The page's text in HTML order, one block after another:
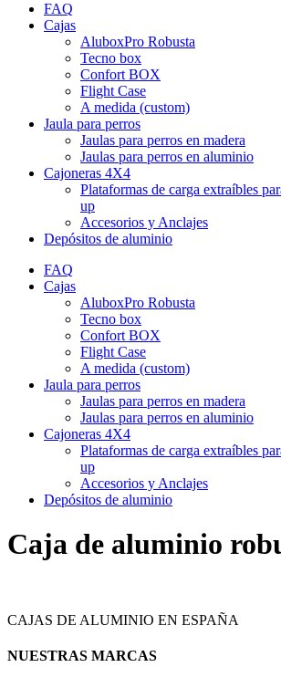
FAQ
Cajas
AluboxPro Robusta
Tecno box
Confort BOX
Flight Case
A medida (custom)
Jaula para perros
Jaulas para perros en madera
Jaulas para perros en aluminio
Cajoneras 4X4
Plataformas de carga extraíbles
up
Accesorios y Anclajes
Depósitos de aluminio
FAQ
Cajas
AluboxPro Robusta
Tecno box
Confort BOX
Flight Case
A medida (custom)
Jaula para perros
Jaulas para perros en madera
Jaulas para perros en aluminio
Cajoneras 4X4
Plataformas de carga extraíbles
up
Accesorios y Anclajes
Depósitos de aluminio
Caja de aluminio
CAJAS DE ALUMINIO EN ESPAÑA
NUESTRAS MARCAS